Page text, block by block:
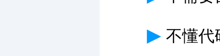
▶ 不懂代